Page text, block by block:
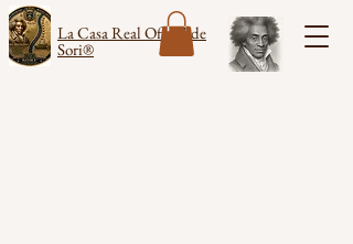
La Casa Real Oficial de
Sori®